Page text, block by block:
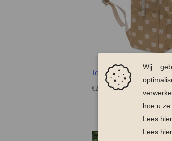
Jollein Rugtas Teddy Bear
€29,99